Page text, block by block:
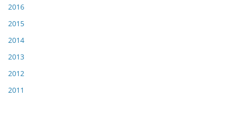
2016
2015
2014
2013
2012
2011